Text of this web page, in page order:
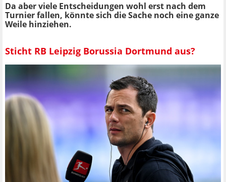
Da aber viele Entscheidungen wohl erst nach dem
Turnier fallen, könnte sich die Sache noch eine ganze
Weile hinziehen.
Sticht RB Leipzig Borussia Dortmund aus?